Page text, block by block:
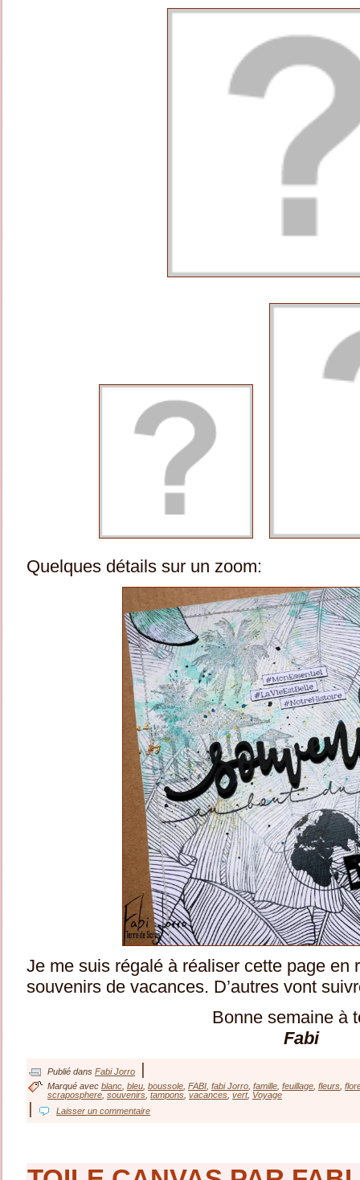
Quelques détails sur un zoom:
Je me suis régalé à réaliser cette page en
souvenirs de vacances. D’autres vont
Bonne semaine à
Fabi
Publié dans Fabi Jorro
Marqué avec blanc bleu boussole FABI fabi Jorro famille feuillage fleurs
scraposphere souvenirs tampons vacances vert, Voyage
Laisser un commentaire